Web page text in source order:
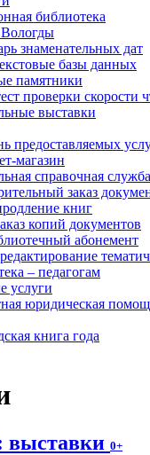
библиотека
знаменательных дат
базы данных
памятники
проверки скорости
выставки
предоставляемых
магазин
справочная служба
заказ
книг
копий документов
абонемент
– педагогам
услуги
юридическая
книга года
выставки 0+